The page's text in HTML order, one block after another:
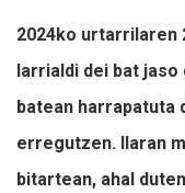
2024ko urtarrilaren
larrialdi dei bat
batean harrapatuta
erregutzen. Ilaran
bitartean, ahal